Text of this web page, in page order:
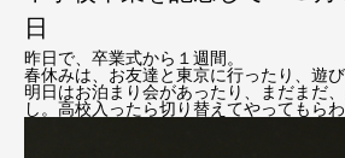
日
昨日で、卒業式から１週間。
春休みは、お友達と東京に行ったり、遊び
明日はお泊まり会があったり、まだまだ
し。高校入ったら切り替えてやってもら